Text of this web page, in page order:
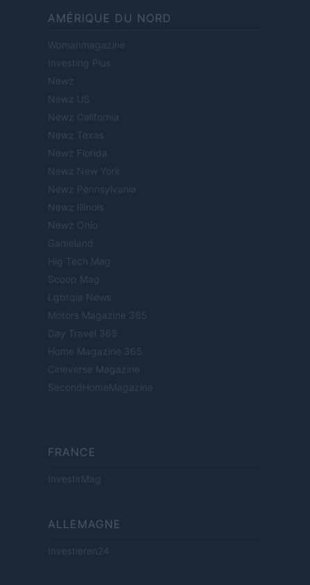
AMÉRIQUE DU NORD
Womanmagazine
Investing Plus
Newz
Newz US
Newz California
Newz Texas
Newz Florida
Newz New York
Newz Pennsylvania
Newz Illinois
Newz Ohio
Gameland
Hig Tech Mag
Scoop Mag
Lgbtqia News
Motors Magazine 365
Day Travel 365
Home Magazine 365
Cineverse Magazine
SecondHomeMagazine
FRANCE
InvestirMag
ALLEMAGNE
Investieren24